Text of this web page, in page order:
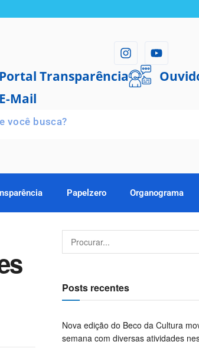
Portal Transparência
E-Mail
Papelzero Organograma
Posts recentes
Nova edição do Beco da Cultura
semana com diversas atividades